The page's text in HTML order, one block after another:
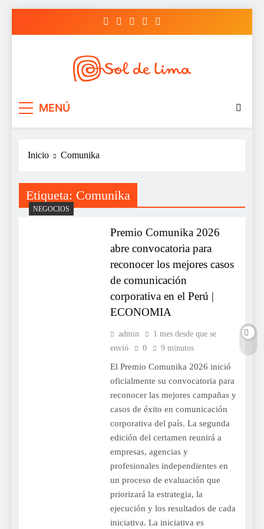
MENÚ
Inicio Comunika
Etiqueta: Comunika
NEGOCIOS
Premio Comunika 2026
abre convocatoria para
reconocer los mejores casos
de comunicación
corporativa en el Perú |
ECONOMIA
admin
1 mes desde que se
envió
0 9 minutos
El Premio Comunika 2026 inició
oficialmente su convocatoria para
reconocer las mejores campañas y
casos de éxito en comunicación
corporativa del país. La segunda
edición del certamen reunirá a
empresas, agencias y
profesionales independientes en
un proceso de evaluación que
priorizará la estrategia, la
ejecución y los resultados de cada
iniciativa. La iniciativa es